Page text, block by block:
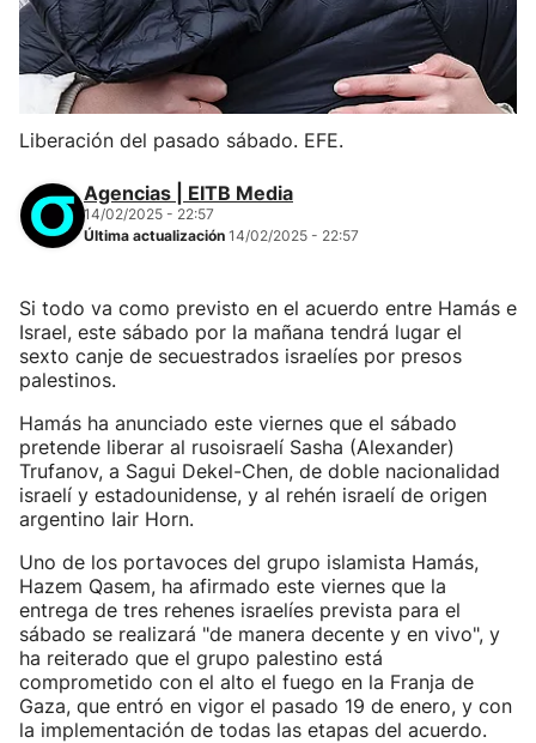
Liberación del pasado sábado. EFE.
Agencias | EITB Media
14/02/2025 - 22:57
Última actualización 14/02/2025 - 22:57
Si todo va como previsto en el acuerdo entre Hamás e
Israel, este sábado por la mañana tendrá lugar el
sexto canje de secuestrados israelíes por presos
palestinos.
Hamás ha anunciado este viernes que el sábado
pretende liberar al rusoisraelí Sasha (Alexander)
Trufanov, a Sagui Dekel-Chen, de doble nacionalidad
israelí y estadounidense, y al rehén israelí de origen
argentino Iair Horn.
Uno de los portavoces del grupo islamista Hamás,
Hazem Qasem, ha afirmado este viernes que la
entrega de tres rehenes israelíes prevista para el
sábado se realizará "de manera decente y en vivo", y
ha reiterado que el grupo palestino está
comprometido con el alto el fuego en la Franja de
Gaza, que entró en vigor el pasado 19 de enero, y con
la implementación de todas las etapas del acuerdo.